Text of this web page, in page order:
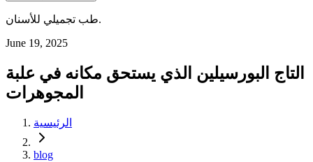
طب تجميلي للأسنان.
June 19, 2025
التاج البورسيلين الذي يستحق مكانه في علبة
المجوهرات
الرئيسية
blog